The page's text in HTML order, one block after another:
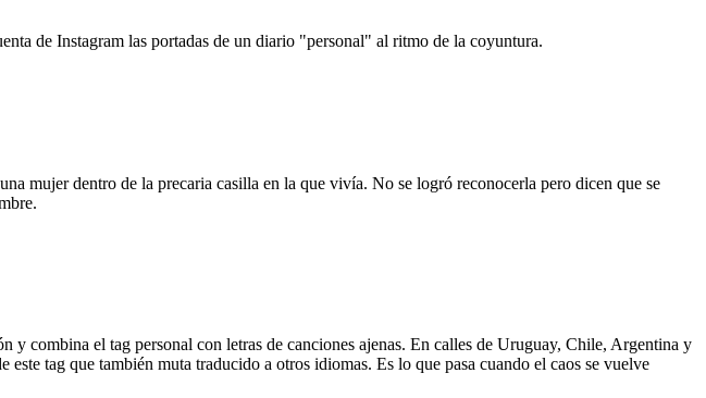
de Instagram las portadas de un diario "personal" al ritmo de la coyuntura.
mujer dentro de la precaria casilla en la que vivía. No se logró reconocerla pero dicen que se
combina el tag personal con letras de canciones ajenas. En calles de Uruguay, Chile, Argentina y
tag que también muta traducido a otros idiomas. Es lo que pasa cuando el caos se vuelve